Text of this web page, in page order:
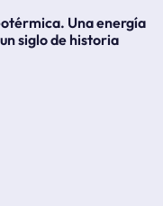
Una energía
siglo de historia